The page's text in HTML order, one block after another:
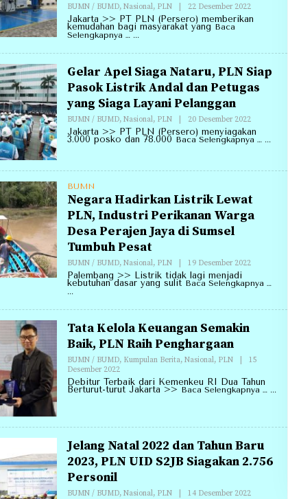
BUMN / BUMD, Nasional, PLN 22 Desember 2022Oleh
Redaksi
Annirell.Com
Jakarta >> PT PLN (Persero) memberikan
kemudahan bagi masyarakat yang Baca
Selengkapnya …
Gelar Apel Siaga Nataru, PLN Siap
Pasok Listrik Andal dan Petugas
yang Siaga Layani Pelanggan
BUMN / BUMD, Nasional, PLN 20 Desember 2022Oleh
Redaksi
Annirell.Com
Jakarta >> PT PLN (Persero) menyiagakan
3.000 posko dan 78.000 Baca Selengkapnya …
BUMN
Negara Hadirkan Listrik Lewat
PLN, Industri Perikanan Warga
Desa Perajen Jaya di Sumsel
Tumbuh Pesat
BUMN / BUMD, Nasional, PLN 19 Desember 2022Oleh
Annirell.Com
Palembang >> Listrik tidak lagi menjadi
kebutuhan dasar yang sulit Baca Selengkapnya …
Tata Kelola Keuangan Semakin
Baik, PLN Raih Penghargaan
BUMN / BUMD, Kumpulan Berita, Nasional, PLN
15
Desember 2022Oleh
Redaksi
Annirell.Com
Debitur Terbaik dari Kemenkeu RI Dua Tahun
Berturut-turut Jakarta >> Baca Selengkapnya …
Jelang Natal 2022 dan Tahun Baru
2023, PLN UID S2JB Siagakan 2.756
Personil
BUMN / BUMD, Nasional, PLN 14 Desember 2022Oleh